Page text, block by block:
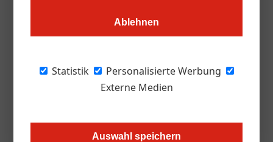
Ablehnen
Statistik
Personalisierte Werbung
Externe Medien
Auswahl speichern
vom letzten Jahr erinnern? Die Herstellung
einer Kilowattstunde (kWh) Photovoltaik
und Gas – je nach Marktlage – vielleicht 12